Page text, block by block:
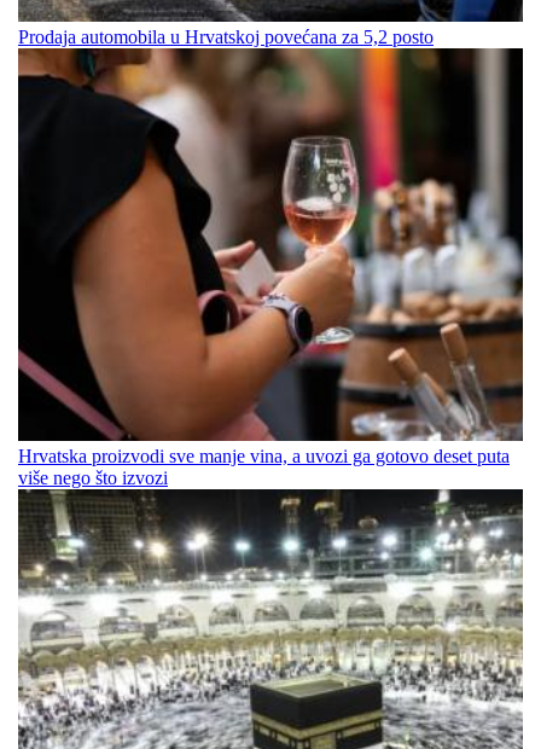
Prodaja automobila u Hrvatskoj povećana za 5,2 posto
Hrvatska proizvodi sve manje vina, a uvozi ga gotovo deset puta
više nego što izvozi